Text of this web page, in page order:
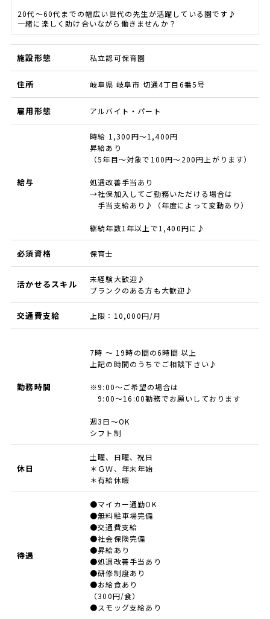
20代～60代までの幅広い世代の先生が活躍している園です♪
一緒に楽しく助け合いながら働きませんか？
施設形態 私立認可保育園
住所 岐阜県 岐阜市 切通4丁目6番5号
雇用形態 アルバイト・パート
給与
時給 1,300円～1,400円
昇給あり
（5年目～対象で100円～200円上がります）
処遇改善手当あり
→社保加入してご勤務いただける場合は
手当支給あり♪（年度によって変動あり）
継続年数1年以上で1,400円に♪
必須資格 保育士
活かせるスキル
未経験大歓迎♪
ブランクのある方も大歓迎♪
交通費支給 上限：10,000円/月
勤務時間
7時 ～ 19時の間の6時間 以上
上記の時間のうちでご相談下さい♪
※9:00～ご希望の場合は
9:00～16:00勤務でお願いしております
週3日～OK
シフト制
休日
土曜、日曜、祝日
＊ＧＷ、年末年始
＊有給休暇
待遇
●マイカー通勤OK
●無料駐車場完備
●交通費支給
●社会保険完備
●昇給あり
●処遇改善手当あり
●研修制度あり
●お給食あり
（300円/食）
●スモッグ支給あり